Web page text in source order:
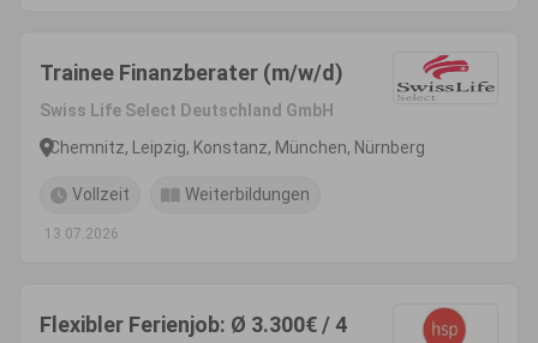
Trainee Finanzberater (m/w/d)
Swiss Life Select Deutschland GmbH
Chemnitz, Leipzig, Konstanz, München, Nürnberg
Vollzeit Weiterbildungen
13.07.2026
Flexibler Ferienjob: Ø 3.300€ / 4